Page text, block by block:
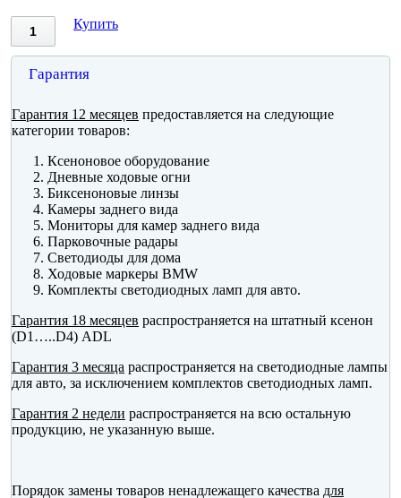
Купить
Гарантия
Гарантия 12 месяцев предоставляется на следующие
категории товаров:
Ксеноновое оборудование
Дневные ходовые огни
Биксеноновые линзы
Камеры заднего вида
Мониторы для камер заднего вида
Парковочные радары
Светодиоды для дома
Ходовые маркеры BMW
Комплекты светодиодных ламп для авто.
Гарантия 18 месяцев распространяется на штатный ксенон
(D1…..D4) ADL
Гарантия 3 месяца распространяется на светодиодные лампы
для авто, за исключением комплектов светодиодных ламп.
Гарантия 2 недели распространяется на всю остальную
продукцию, не указанную выше.
Порядок замены товаров ненадлежащего качества для